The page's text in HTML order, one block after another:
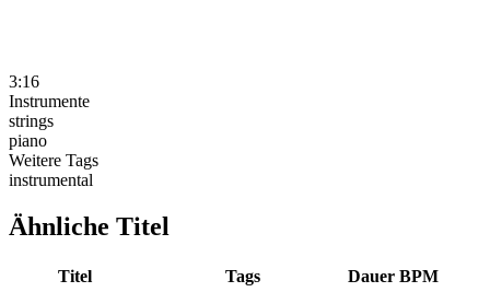
3:16
Instrumente
strings
piano
Weitere Tags
instrumental
Ähnliche Titel
Titel Tags Dauer BPM